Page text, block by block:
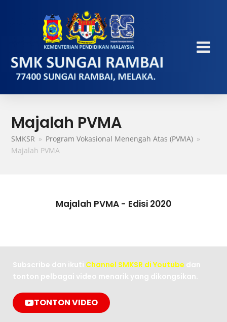
Majalah PVMA
SMKSR » Program Vokasional Menengah Atas (PVMA) »
Majalah PVMA
Majalah PVMA - Edisi 2020
Subscribe dan ikuti Channel SMKSR di Youtube dan
tonton pelbagai video menarik yang dikongsikan.
TONTON VIDEO